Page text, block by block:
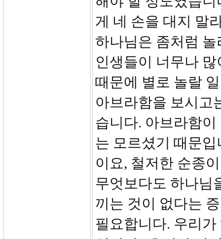
게 네 손을 대지 말
하나님은 좀처럼
인생들이 너무나
때문에 별로 놀랄
아브라함을 보시고
습니다. 아브라함
는 모르셨기 때문
이요, 철저한 순종
무엇보다도 하나님
끼는 것이 없다는
필요합니다. 우리